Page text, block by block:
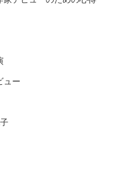
ュー